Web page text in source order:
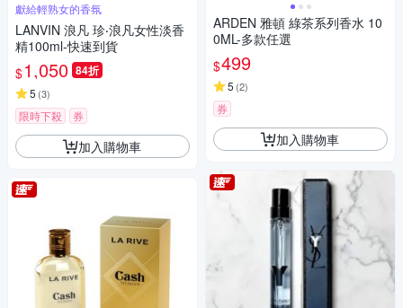
獻給輕熟女的香氛
LANVIN 浪凡 珍‧浪凡女性淡香
精100ml-快速到貨
$1,050 84折
5 (3)
限時下殺 券
加入購物車
ARDEN 雅頓 綠茶系列香水 10
0ML-多款任選
$499
5 (2)
券
加入購物車